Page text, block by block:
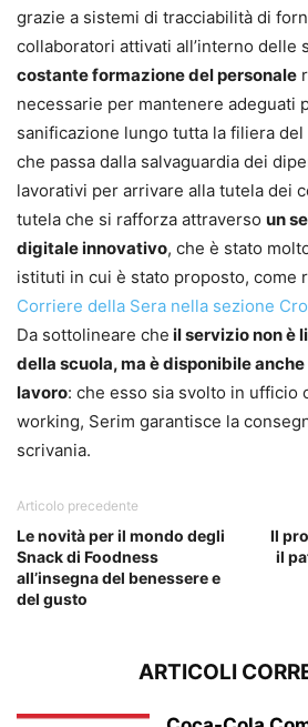
grazie a sistemi di tracciabilità di
collaboratori attivati all’interno delle
costante formazione del personale
necessarie per mantenere adeguati
sanificazione lungo tutta la filiera
che passa dalla salvaguardia dei
lavorativi per arrivare alla tutela dei
tutela che si rafforza attraverso un
digitale innovativo, che è stato
istituti in cui è stato proposto, come
Corriere della Sera nella sezione
Da sottolineare che il servizio non è
della scuola, ma è disponibile
lavoro: che esso sia svolto in ufficio
working, Serim garantisce la
scrivania.
Articolo precedente
Le novità per il mondo degli
Snack di Foodness
all’insegna del benessere e
del gusto
Il
il
ARTICOLI